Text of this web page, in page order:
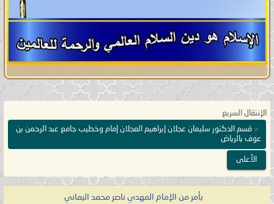
الإنتقال السريع
قسم الدكتور سليمان عجلان إبراهيم العجلان إمام وخطيب جامع عبد الرحمن بن
عوف بالرياض
الأعلى
« بأمر من الإمام المهدي ناصر محمد اليماني